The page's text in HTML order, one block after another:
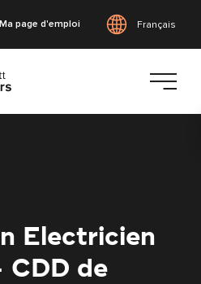
Ma page d'emploi Français
Electricien
de